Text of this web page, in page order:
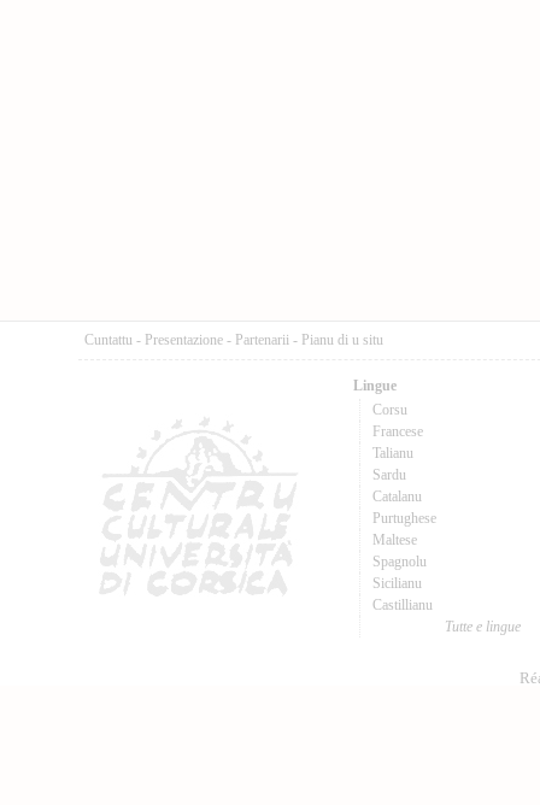
Cuntattu - Presentazione - Partenarii - Pianu di u situ
Lingue
Corsu
Francese
Talianu
Sardu
Catalanu
Purtughese
Maltese
Spagnolu
Sicilianu
Castillianu
Tutte e lingue